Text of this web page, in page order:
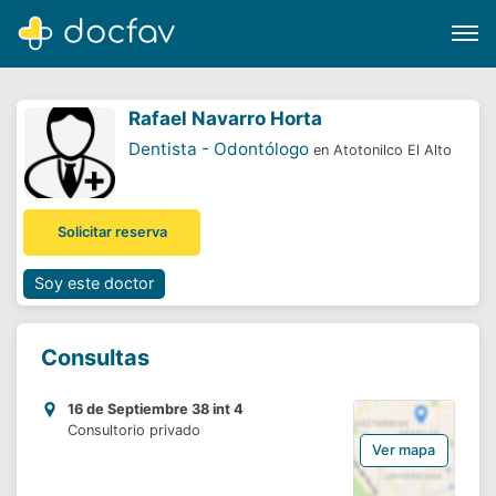
Software para clínicas
¿Eres un doctor?
Rafael Navarro Horta
Dentista - Odontólogo en Atotonilco El Alto
Solicitar reserva
Soy este doctor
Consultas
16 de Septiembre 38 int 4
Consultorio privado
Ver mapa